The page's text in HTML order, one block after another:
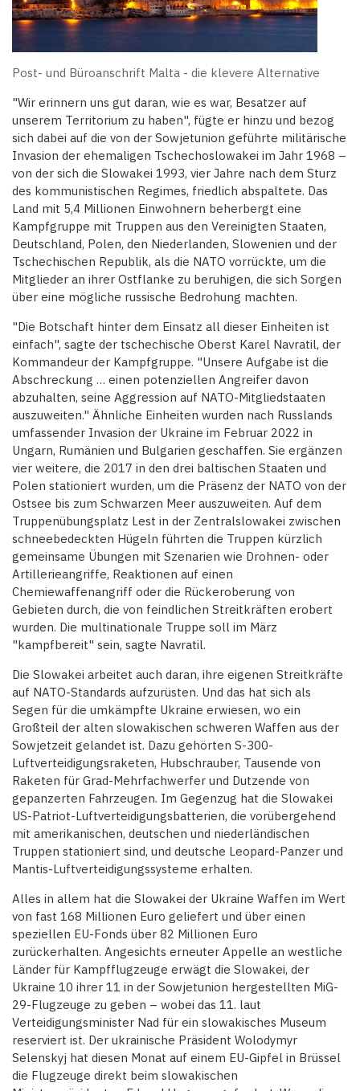
Post- und Büroanschrift Malta - die klevere Alternative
"Wir erinnern uns gut daran, wie es war, Besatzer auf
unserem Territorium zu haben", fügte er hinzu und bezog
sich dabei auf die von der Sowjetunion geführte militärische
Invasion der ehemaligen Tschechoslowakei im Jahr 1968 –
von der sich die Slowakei 1993, vier Jahre nach dem Sturz
des kommunistischen Regimes, friedlich abspaltete. Das
Land mit 5,4 Millionen Einwohnern beherbergt eine
Kampfgruppe mit Truppen aus den Vereinigten Staaten,
Deutschland, Polen, den Niederlanden, Slowenien und der
Tschechischen Republik, als die NATO vorrückte, um die
Mitglieder an ihrer Ostflanke zu beruhigen, die sich Sorgen
über eine mögliche russische Bedrohung machten.
"Die Botschaft hinter dem Einsatz all dieser Einheiten ist
einfach", sagte der tschechische Oberst Karel Navratil, der
Kommandeur der Kampfgruppe. "Unsere Aufgabe ist die
Abschreckung … einen potenziellen Angreifer davon
abzuhalten, seine Aggression auf NATO-Mitgliedstaaten
auszuweiten." Ähnliche Einheiten wurden nach Russlands
umfassender Invasion der Ukraine im Februar 2022 in
Ungarn, Rumänien und Bulgarien geschaffen. Sie ergänzen
vier weitere, die 2017 in den drei baltischen Staaten und
Polen stationiert wurden, um die Präsenz der NATO von der
Ostsee bis zum Schwarzen Meer auszuweiten. Auf dem
Truppenübungsplatz Lest in der Zentralslowakei zwischen
schneebedeckten Hügeln führten die Truppen kürzlich
gemeinsame Übungen mit Szenarien wie Drohnen- oder
Artillerieangriffe, Reaktionen auf einen
Chemiewaffenangriff oder die Rückeroberung von
Gebieten durch, die von feindlichen Streitkräften erobert
wurden. Die multinationale Truppe soll im März
"kampfbereit" sein, sagte Navratil.
Die Slowakei arbeitet auch daran, ihre eigenen Streitkräfte
auf NATO-Standards aufzurüsten. Und das hat sich als
Segen für die umkämpfte Ukraine erwiesen, wo ein
Großteil der alten slowakischen schweren Waffen aus der
Sowjetzeit gelandet ist. Dazu gehörten S-300-
Luftverteidigungsraketen, Hubschrauber, Tausende von
Raketen für Grad-Mehrfachwerfer und Dutzende von
gepanzerten Fahrzeugen. Im Gegenzug hat die Slowakei
US-Patriot-Luftverteidigungsbatterien, die vorübergehend
mit amerikanischen, deutschen und niederländischen
Truppen stationiert sind, und deutsche Leopard-Panzer und
Mantis-Luftverteidigungssysteme erhalten.
Alles in allem hat die Slowakei der Ukraine Waffen im Wert
von fast 168 Millionen Euro geliefert und über einen
speziellen EU-Fonds über 82 Millionen Euro
zurückerhalten. Angesichts erneuter Appelle an westliche
Länder für Kampfflugzeuge erwägt die Slowakei, der
Ukraine 10 ihrer 11 in der Sowjetunion hergestellten MiG-
29-Flugzeuge zu geben – wobei das 11. laut
Verteidigungsminister Nad für ein slowakisches Museum
reserviert ist. Der ukrainische Präsident Wolodymyr
Selenskyj hat diesen Monat auf einem EU-Gipfel in Brüssel
die Flugzeuge direkt beim slowakischen